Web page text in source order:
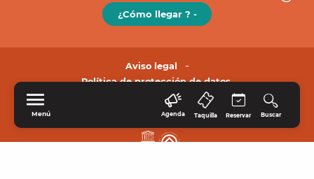
Menú Agenda Taquilla Reservar Buscar
¿Cómo llegar ? -
Aviso legal
Política de protección de datos.